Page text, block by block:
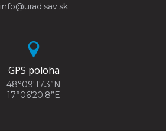
info@urad.sav.sk
GPS poloha
48°09'17.3”N
17°06'20.8”E